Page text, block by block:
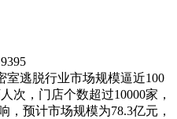
室逃脱行业市场规模逼近100
次，门店个数超过10000家，
，预计市场规模为78.3亿元，